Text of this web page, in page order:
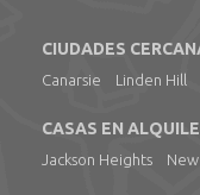
CIUDADES
Canarsie
Linden Hill
CASAS EN
Jackson Heights